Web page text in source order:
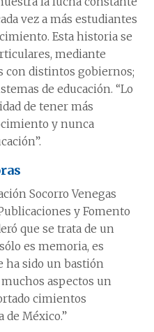
vez a más estudiantes
Esta historia se
mediante
con distintos gobiernos;
de educación. “Lo
de tener más
y nunca
Socorro Venegas
y Fomento
que se trata de un
es memoria, es
ha sido un bastión
aspectos un
cimientos
de México.”